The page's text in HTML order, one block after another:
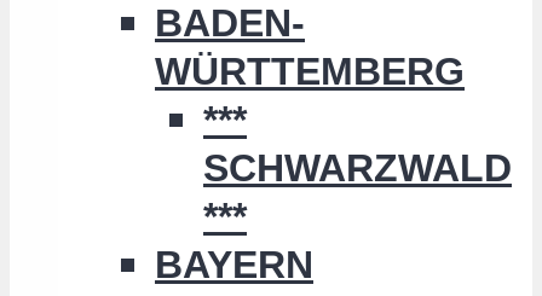
BADEN-
WÜRTTEMBERG
***
SCHWARZWALD
***
BAYERN